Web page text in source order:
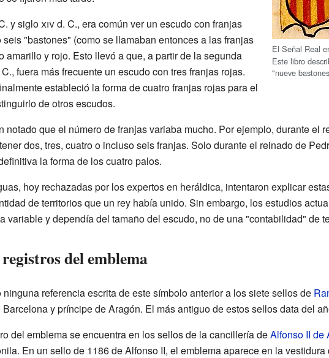
El Señal Real
Este libro
"nueve
y sigloxivd. C., era común ver un escudo con franjas
"bastones" (como se llamaban entonces a las franjas
amarillo y rojo. Esto llevó a que, a partir de la segunda
fuera más frecuente un escudo con tres franjas rojas.
estableció la forma de cuatro franjas rojas para el
de otros escudos.
notado que el número de franjas variaba mucho. Por ejemplo, durante el
dos, tres, cuatro o incluso seis franjas. Solo durante el reinado de
la forma de los cuatro palos.
hoy rechazadas por los expertos en heráldica, intentaron explicar
de territorios que un rey había unido. Sin embargo, los estudios
variable y dependía del tamaño del escudo, no de una "contabilidad" de
del emblema
referencia escrita de este símbolo anterior a los siete sellos de
y príncipe de Aragón. El más antiguo de estos sellos data del
del emblema se encuentra en los sellos de la cancillería deAlfonso II de
En un sello de 1186 de Alfonso II, el emblema aparece en la